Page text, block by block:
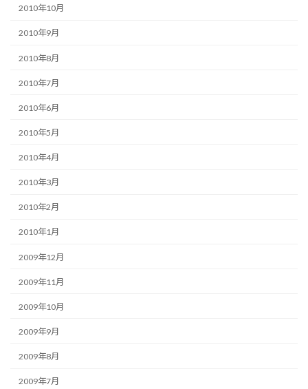
2010年10月
2010年9月
2010年8月
2010年7月
2010年6月
2010年5月
2010年4月
2010年3月
2010年2月
2010年1月
2009年12月
2009年11月
2009年10月
2009年9月
2009年8月
2009年7月